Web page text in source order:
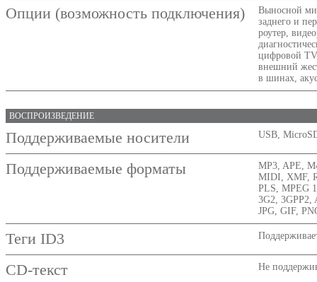
Опции (возможность подключения)
Выносной
заднего и
роутер,
цифровой
внешний
в шинах,
ВОСПРОИЗВЕДЕНИЕ
Поддерживаемые носители USB,
Поддерживаемые форматы
MP3, APE,
MIDI, XMF,
PLS, MPEG
3G2,
JPG, GIF,
Теги ID3
CD-текст Не